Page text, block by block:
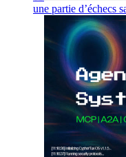
une partie d’échecs